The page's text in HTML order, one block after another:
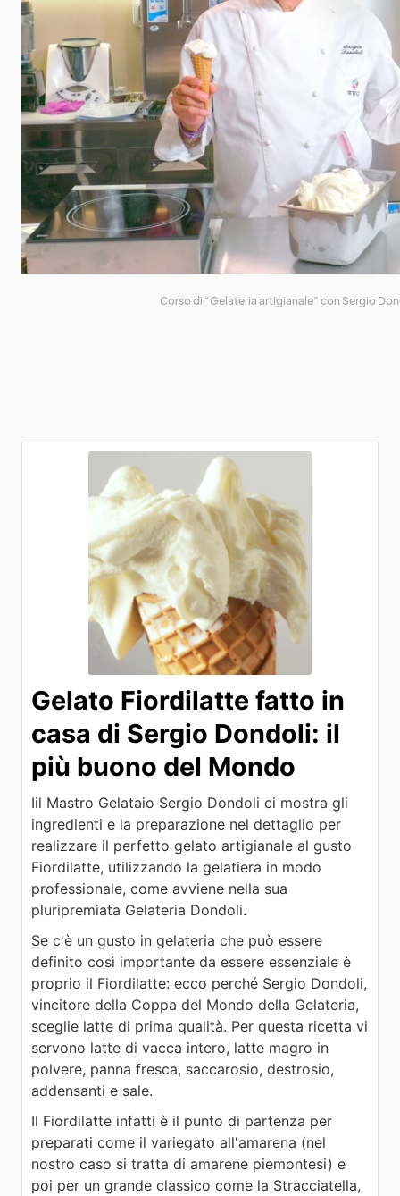
Corso di “Gelateria artigianale” con Sergio
Gelato Fiordilatte fatto in
casa di Sergio Dondoli: il
più buono del Mondo
Iil Mastro Gelataio Sergio Dondoli ci mostra gli
ingredienti e la preparazione nel dettaglio per
realizzare il perfetto gelato artigianale al gusto
Fiordilatte, utilizzando la gelatiera in modo
professionale, come avviene nella sua
pluripremiata Gelateria Dondoli.
Se c'è un gusto in gelateria che può essere
definito così importante da essere essenziale è
proprio il Fiordilatte: ecco perché Sergio Dondoli,
vincitore della Coppa del Mondo della Gelateria,
sceglie latte di prima qualità. Per questa ricetta vi
servono latte di vacca intero, latte magro in
polvere, panna fresca, saccarosio, destrosio,
addensanti e sale.
Il Fiordilatte infatti è il punto di partenza per
preparati come il variegato all'amarena (nel
nostro caso si tratta di amarene piemontesi) e
poi per un grande classico come la Stracciatella,